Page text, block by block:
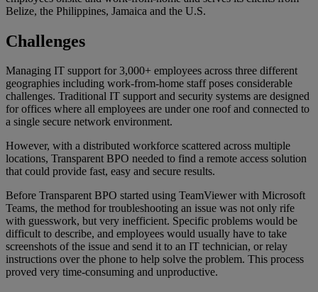
Belize, the Philippines, Jamaica and the U.S.
Challenges
Managing IT support for 3,000+ employees across three different
geographies including work-from-home staff poses considerable
challenges. Traditional IT support and security systems are designed
for offices where all employees are under one roof and connected to
a single secure network environment.
However, with a distributed workforce scattered across multiple
locations, Transparent BPO needed to find a remote access solution
that could provide fast, easy and secure results.
Before Transparent BPO started using TeamViewer with Microsoft
Teams, the method for troubleshooting an issue was not only rife
with guesswork, but very inefficient. Specific problems would be
difficult to describe, and employees would usually have to take
screenshots of the issue and send it to an IT technician, or relay
instructions over the phone to help solve the problem. This process
proved very time-consuming and unproductive.